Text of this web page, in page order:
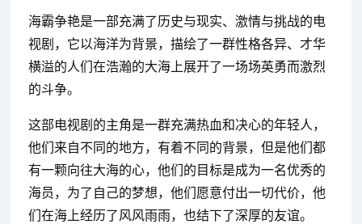
海霸争艳是一部充满了历史与现实、激情与挑战的电
视剧，它以海洋为背景，描绘了一群性格各异、才华
横溢的人们在浩瀚的大海上展开了一场场英勇而激烈
的斗争。
这部电视剧的主角是一群充满热血和决心的年轻人，
他们来自不同的地方，有着不同的背景，但是他们都
有一颗向往大海的心，他们的目标是成为一名优秀的
海员，为了自己的梦想，他们愿意付出一切代价，他
们在海上经历了风风雨雨，也结下了深厚的友谊。